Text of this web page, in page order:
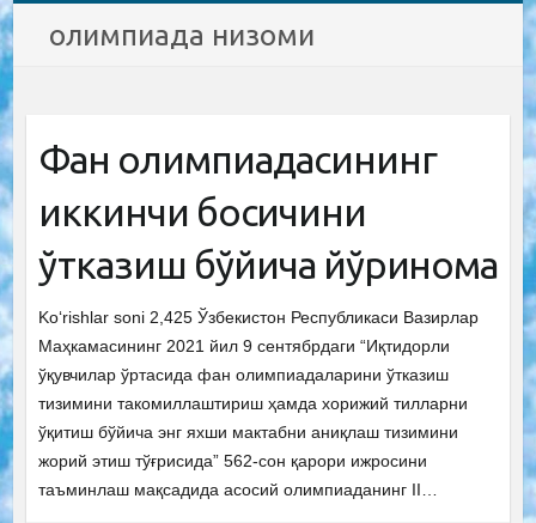
олимпиада низоми
Фан олимпиадасининг
иккинчи босқичини
ўтказиш бўйича йўриқнома
Ko‘rishlar soni 2,425 Ўзбекистон Республикаси Вазирлар
Маҳкамасининг 2021 йил 9 сентябрдаги “Иқтидорли
ўқувчилар ўртасида фан олимпиадаларини ўтказиш
тизимини такомиллаштириш ҳамда хорижий тилларни
ўқитиш бўйича энг яхши мактабни аниқлаш тизимини
жорий этиш тўғрисида” 562-сон қарори ижросини
таъминлаш мақсадида асосий олимпиаданинг II…